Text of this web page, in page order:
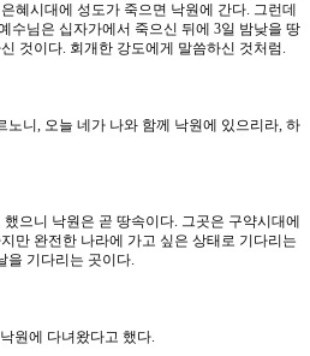
혜시대에 성도가 죽으면 낙원에 간다. 그런데
수님은 십자가에서 죽으신 뒤에 3일 밤낮을 땅
것이다. 회개한 강도에게 말씀하신 것처럼.
니, 오늘 네가 나와 함께 낙원에 있으리라, 하
으니 낙원은 곧 땅속이다. 그곳은 구약시대에
만 완전한 나라에 가고 싶은 상태로 기다리는
을 기다리는 곳이다.
원에 다녀왔다고 했다.